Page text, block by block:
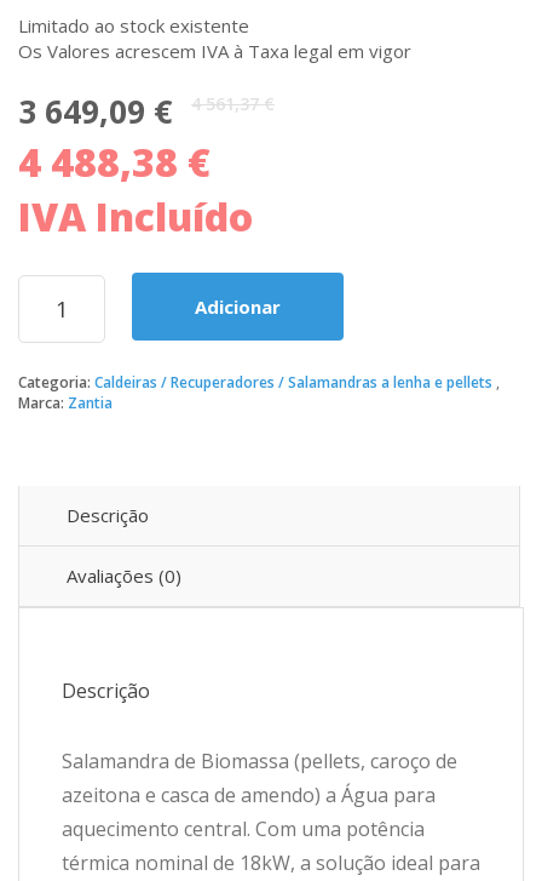
Limitado ao stock existente
Os Valores acrescem IVA à Taxa legal em vigor
4 561,37€O
3 649,09 €
O
4 488,38 €
IVA Incluído
Quantidade
Salamandra
a
água
para
aquecimento
central
Adicionar
Categoria: Caldeiras / Recuperadores / Salamandras a lenha e pellets
Marca: Zantia
Descrição
Avaliações (0)
Descrição
Salamandra de Biomassa (pellets, caroço de
azeitona e casca de amendo) a Água para
aquecimento central. Com uma potência
térmica nominal de 18kW, a solução ideal para